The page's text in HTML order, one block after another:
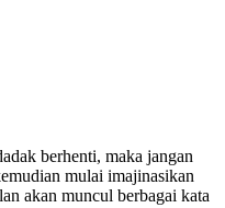
berhenti, maka jangan
mulai imajinasikan
akan muncul berbagai kata